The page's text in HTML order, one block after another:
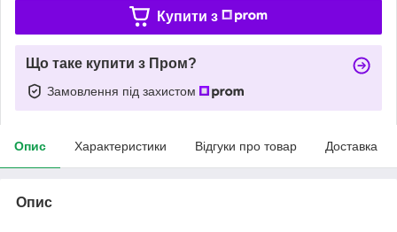
Купити з
Що таке купити з Пром?
Замовлення під захистом
Опис Характеристики Відгуки про товар Доставка
Опис